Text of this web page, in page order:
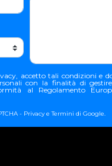
, accetto tali condizioni e
con la finalità di
al Regolamento
- PrivacyeTermini di Google.